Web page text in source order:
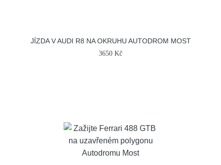
JÍZDA V AUDI R8 NA OKRUHU AUTODROM MOST
3650 Kč